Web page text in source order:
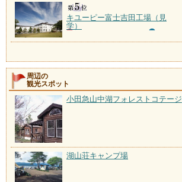
キユーピー富士吉田工場（見
学）
周辺の
観光スポット
小田急山中湖フォレストコテージ
湖山荘キャンプ場